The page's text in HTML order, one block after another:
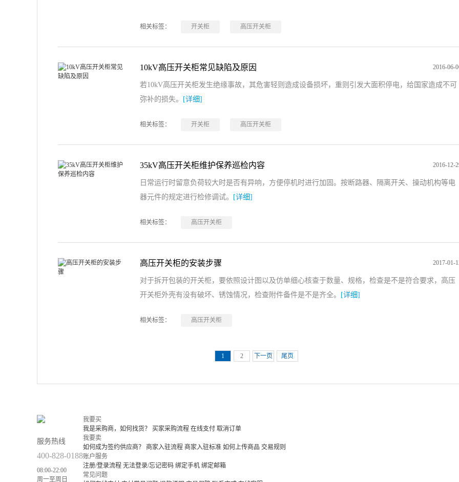
相关标签： 开关柜 高压开关柜
10kV高压开关柜常见缺陷及原因 2016-06-
若10kV高压开关柜发生绝缘事故，其危害轻则造成设备损坏，重则引发大面积停电，给国家造成不可
弥补的损失。
[详细]
相关标签： 开关柜 高压开关柜
35kV高压开关柜维护保养巡检内容 2016-12-
日常运行时留意负荷较大时是否有异响，方便停机时进行加固。按断路器、隔离开关、操动机构等电
器元件的规定进行检修调试。
[详细]
相关标签： 高压开关柜
高压开关柜的安装步骤 2017-01-
对于拆开包装的开关柜，要依照设计图以及仿单细心核查于数量、规格，检查是不是符合要求，高压
开关柜外壳有没有破坏、锈蚀情况，检查附件备件是不是齐全。
[详细]
相关标签： 高压开关柜
1 2 下一页 尾页
服务热线
400-828-0188
08:00-22:00
周一至周日
我要买
我是采购商，如何找货？
买家采购流程 在线支付 取消订单
我要卖
如何成为签约供应商？
商家入驻流程 商家入驻标准 如何上传商品 交易规则
账户服务
注册/登录流程 无法登录/忘记密码 绑定手机 绑定邮箱
常见问题